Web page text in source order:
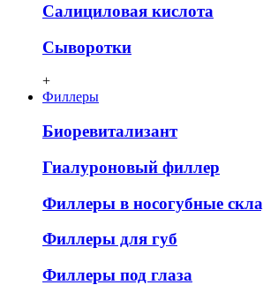
Салициловая кислота
Сыворотки
+
Филлеры
Биоревитализант
Гиалуроновый филлер
Филлеры в носогубные
Филлеры для губ
Филлеры под глаза